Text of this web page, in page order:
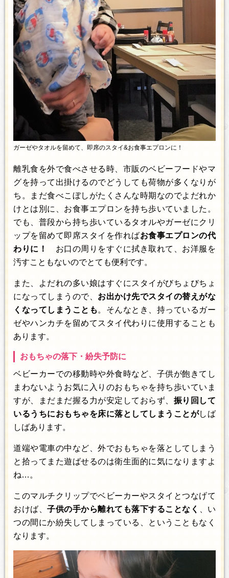
ガーゼやタオルを留めて、即席のスタイ&お食事エプロンに！
離乳食を外で食べさせる時、市販のベビーフードやマ
グを持って出掛けるのでどうしても荷物が多くなりが
ち。まだ食べこぼしがたくさんな時期なのでよだれか
けとは別に、お食事エプロンを持ち歩いていました。
でも、普段から持ち歩いているタオルやガーゼにクリ
ップを留めて即席スタイを作ればお食事エプロンの代
わりに！
お口の周りをすぐに拭き取れて、お洋服を
汚すこともないのでとても便利です。
また、よだれの多い娘はすぐにスタイがびちょびちょ
になってしまうので、 お出かけ先でスタイの替えがな
くなってしまうことも 。そんなとき、持っているガー
ゼやハンカチを留めてスタイ代わりに使用することも
あります。
おもちゃの落下・紛失予防に
ベビーカーでの移動時や外食時など、子供が飽きてし
まわないようお気に入りのおもちゃを持ち歩いていま
すが、まだまだ握る力が安定しておらず、 振り回して
いるうちにおもちゃを床に落としてしまうことがしば
しばあります。
道端や電車の中など、外でおもちゃを落としてしまう
と拾ってまた遊ばせるのは衛生面的に気になりますよ
ね…。
このマルチクリップでベビーカーやスタイとつなげて
おけば、子供の手から離れても落下することなく
、い
つの間にか紛失してしまっている、ということもなく
なります。